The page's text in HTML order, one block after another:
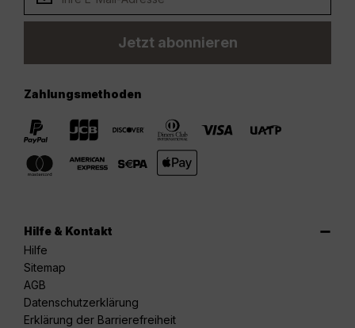
Jetzt abonnieren
Zahlungsmethoden
Hilfe & Kontakt
Hilfe
Sitemap
AGB
Datenschutzerklärung
Erklärung der Barrierefreiheit